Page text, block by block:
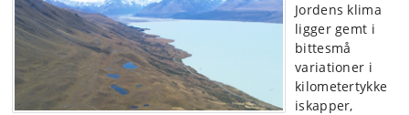
Jordens klima
ligger gemt i
bittesmå
variationer i
kilometertykke
iskapper,